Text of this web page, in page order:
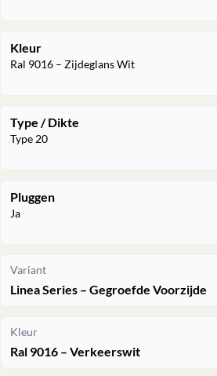
Kleur
Ral 9016 – Zijdeglans Wit
Type / Dikte
Type 20
Pluggen
Ja
Variant
Linea Series – Gegroefde Voorzijde
Kleur
Ral 9016 – Verkeerswit